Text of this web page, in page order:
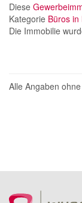
Diese
Kategorie Büros in
Die Immobilie
Alle Angaben